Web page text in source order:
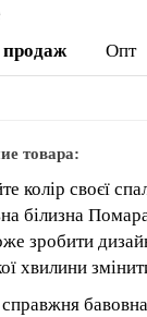
Опт
товара:
колір своєї
білизна
зробити
хвилини